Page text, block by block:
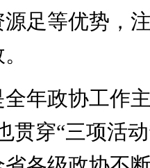
足等优势，
政协工作主
贯穿“三项活